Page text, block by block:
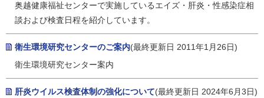
奥越健康福祉センターで実施しているエイズ・肝炎・性感染症相
談および検査日程を紹介しています。
衛生環境研究センターのご案内(最終更新日 2011年1月26日)
衛生環境研究センター案内
肝炎ウイルス検査体制の強化について(最終更新日 2024年6月3日)